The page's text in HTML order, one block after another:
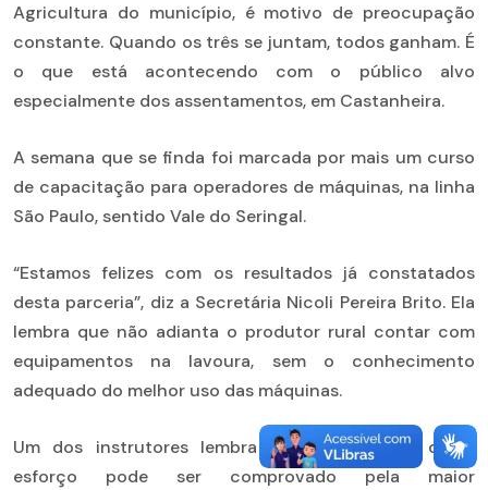
Agricultura do município, é motivo de preocupação
constante. Quando os três se juntam, todos ganham. É
o que está acontecendo com o público alvo
especialmente dos assentamentos, em Castanheira.
A semana que se finda foi marcada por mais um curso
de capacitação para operadores de máquinas, na linha
São Paulo, sentido Vale do Seringal.
“Estamos felizes com os resultados já constatados
desta parceria”, diz a Secretária Nicoli Pereira Brito. Ela
lembra que não adianta o produtor rural contar com
equipamentos na lavoura, sem o conhecimento
adequado do melhor uso das máquinas.
Um dos instrutores lembra que o resultado deste
esforço pode ser comprovado pela maior